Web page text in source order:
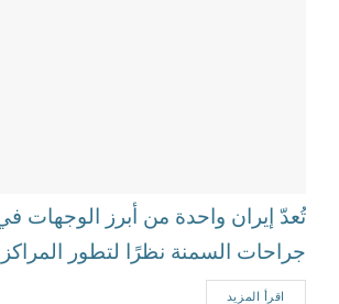
تُعدّ إيران واحدة من أبرز الوجهات
جراحات السمنة نظرًا لتطور المراكز
الجرّاحين، وتكاليف العلاج المناسبة
اقرأ المزيد